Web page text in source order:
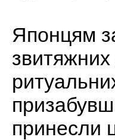
Японцям
звитяжних
принесли